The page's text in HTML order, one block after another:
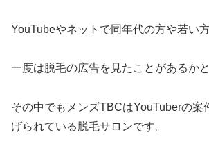
YouTubeやネットで同年代の方や若い
一度は脱毛の広告を見たことがあるかと
その中でもメンズTBCはYouTuberの案
げられている脱毛サロンです。